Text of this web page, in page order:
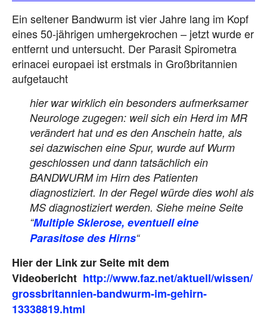
Ein seltener Bandwurm ist vier Jahre lang im Kopf
eines 50-jährigen umhergekrochen – jetzt wurde er
entfernt und untersucht. Der Parasit Spirometra
erinacei europaei ist erstmals in Großbritannien
aufgetaucht
hier war wirklich ein besonders aufmerksamer
Neurologe zugegen: weil sich ein Herd im MR
verändert hat und es den Anschein hatte, als
sei dazwischen eine Spur, wurde auf Wurm
geschlossen und dann tatsächlich ein
BANDWURM im Hirn des Patienten
diagnostiziert. In der Regel würde dies wohl als
MS diagnostiziert werden. Siehe meine Seite
“Multiple Sklerose, eventuell eine
Parasitose des Hirns“
Hier der Link zur Seite mit dem
Videobericht http://www.faz.net/aktuell/wissen/
grossbritannien-bandwurm-im-gehirn-
13338819.html